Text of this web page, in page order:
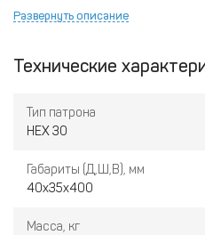
материала, который
Пика-зубило P-400
асфальта и мерзлого
Обладает повышенной
Развернуть описание
Технические
Тип патрона
HEX 30
Габариты (Д,Ш,В), мм
40x35x400
Масса, кг